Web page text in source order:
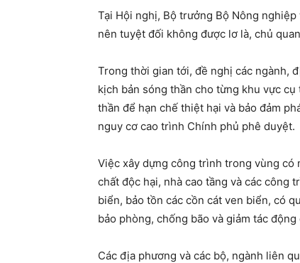
Tại Hội nghị, Bộ trưởng Bộ Nông
nên tuyệt đối không được lơ là, chủ
Trong thời gian tới, đề nghị các ngành,
kịch bản sóng thần cho từng khu vực
thần để hạn chế thiệt hại và bảo đảm
nguy cơ cao trình Chính phủ phê duyệt.
Việc xây dựng công trình trong vùng có
chất độc hại, nhà cao tầng và các công
biển, bảo tồn các cồn cát ven biển, có
bảo phòng, chống bão và giảm tác động
Các địa phương và các bộ, ngành liên